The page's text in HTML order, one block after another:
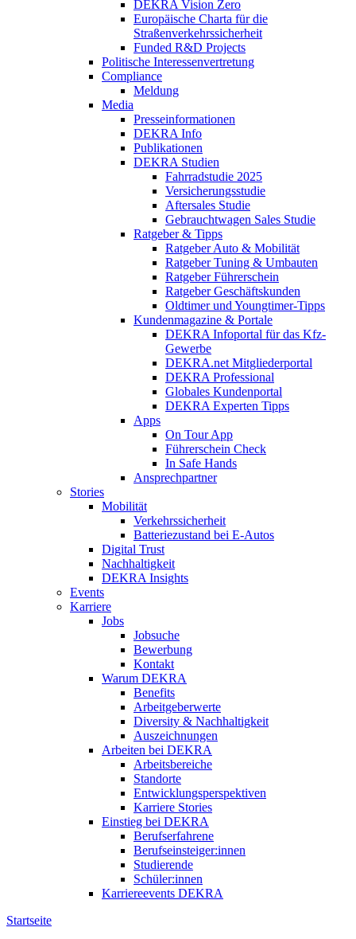
DEKRA Vision Zero
Europäische Charta für die
Straßenverkehrssicherheit
Funded R&D Projects
Politische Interessenvertretung
Compliance
Meldung
Media
Presseinformationen
DEKRA Info
Publikationen
DEKRA Studien
Fahrradstudie 2025
Versicherungsstudie
Aftersales Studie
Gebrauchtwagen Sales Studie
Ratgeber & Tipps
Ratgeber Auto & Mobilität
Ratgeber Tuning & Umbauten
Ratgeber Führerschein
Ratgeber Geschäftskunden
Oldtimer und Youngtimer-Tipps
Kundenmagazine & Portale
DEKRA Infoportal für das Kfz-
Gewerbe
DEKRA.net Mitgliederportal
DEKRA Professional
Globales Kundenportal
DEKRA Experten Tipps
Apps
On Tour App
Führerschein Check
In Safe Hands
Ansprechpartner
Stories
Mobilität
Verkehrssicherheit
Batteriezustand bei E-Autos
Digital Trust
Nachhaltigkeit
DEKRA Insights
Events
Karriere
Jobs
Jobsuche
Bewerbung
Kontakt
Warum DEKRA
Benefits
Arbeitgeberwerte
Diversity & Nachhaltigkeit
Auszeichnungen
Arbeiten bei DEKRA
Arbeitsbereiche
Standorte
Entwicklungsperspektiven
Karriere Stories
Einstieg bei DEKRA
Berufserfahrene
Berufseinsteiger:innen
Studierende
Schüler:innen
Karriereevents DEKRA
Startseite